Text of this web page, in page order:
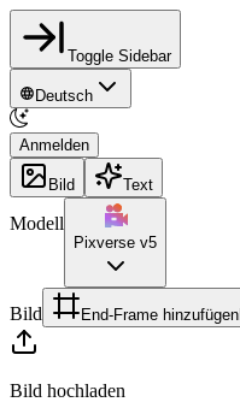
Toggle Sidebar
Deutsch
Anmelden
Bild Text
Modell
Pixverse v5
Bild End-Frame hinzufügen
Bild hochladen